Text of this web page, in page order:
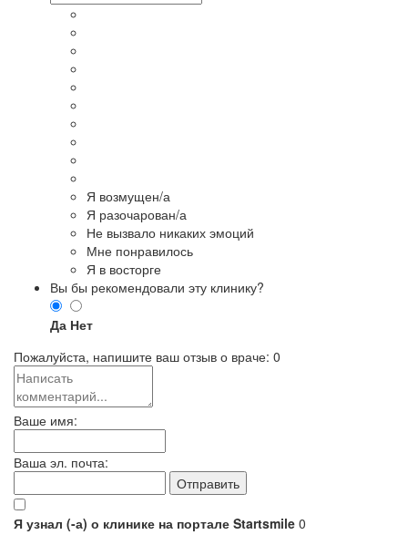
Я возмущен/а
Я разочарован/а
Не вызвало никаких эмоций
Мне понравилось
Я в восторге
Вы бы рекомендовали эту клинику?
Да Нет
Пожалуйста, напишите ваш отзыв о враче: 0
Ваше имя:
Ваша эл. почта:
Я узнал (-а) о клинике на портале Startsmile 0